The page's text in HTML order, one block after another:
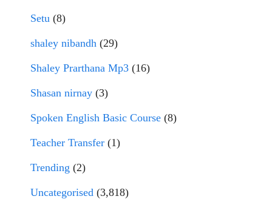
Setu (8)
shaley nibandh (29)
Shaley Prarthana Mp3 (16)
Shasan nirnay (3)
Spoken English Basic Course (8)
Teacher Transfer (1)
Trending (2)
Uncategorised (3,818)